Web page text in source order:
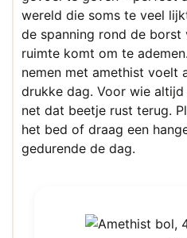
wereld die soms te veel
de spanning rond de
ruimte komt om te
nemen met amethist voelt
drukke dag. Voor wie
net dat beetje rust terug.
het bed of draag een
gedurende de dag.